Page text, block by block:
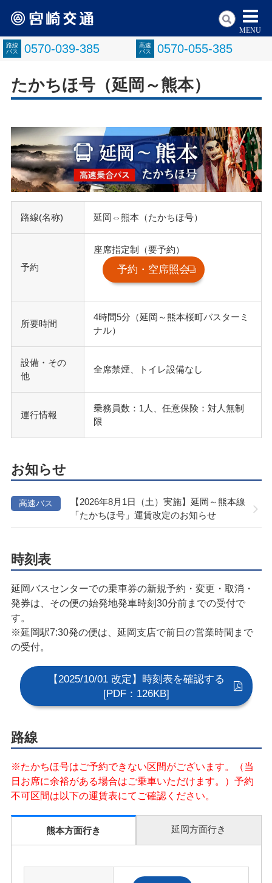
路線
バス
0570-039-385
高速
バス
0570-055-385
MENU
たかちほ号（延岡～熊本）
路線(名称) 延岡⇔熊本（たかちほ号）
予約
座席指定制（要予約）
予約・空席照会
所要時間
4時間5分（延岡～熊本桜町バスターミ
ナル）
設備・その
他
全席禁煙、トイレ設備なし
運行情報
乗務員数：1人、任意保険：対人無制
限
お知らせ
高速バス
【2026年8月1日（土）実施】延岡～熊本線
「たかちほ号」運賃改定のお知らせ
時刻表
延岡バスセンターでの乗車券の新規予約・変更・取消・
発券は、その便の始発地発車時刻30分前までの受付で
す。
※延岡駅7:30発の便は、延岡支店で前日の営業時間まで
の受付。
【2025/10/01 改定】時刻表を確認する
[PDF：126KB]
路線
※たかちほ号はご予約できない区間がございます。（当
日お席に余裕がある場合はご乗車いただけます。）予約
不可区間は以下の運賃表にてご確認ください。
熊本方面行き 延岡方面行き